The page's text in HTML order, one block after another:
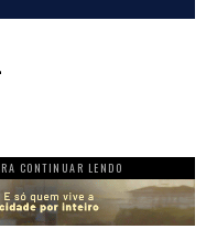
CONTINUAR LENDO